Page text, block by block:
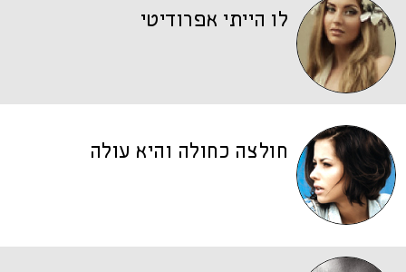
לו הייתי אפרודיטי
חולצה כחולה והיא עולה